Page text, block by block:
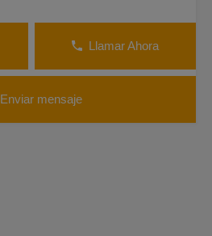
Llamar Ahora
Enviar mensaje